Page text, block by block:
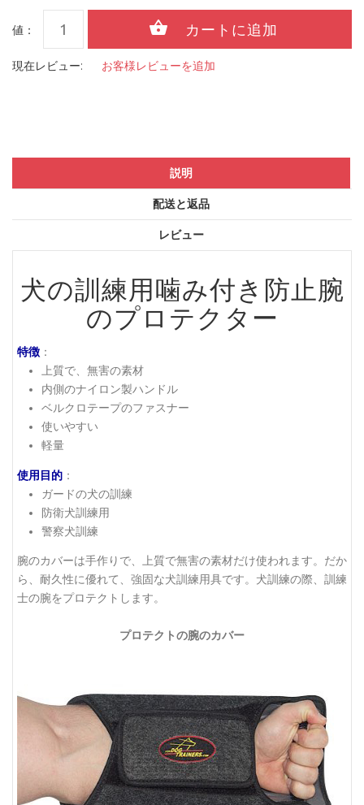
値：
現在レビュー: お客様レビューを追加
説明
配送と返品
レビュー
犬の訓練用噛み付き防止腕
のプロテクター
特徴 ：
上質で、無害の素材
内側のナイロン製ハンドル
ベルクロテープのファスナー
使いやすい
軽量
使用目的 ：
ガードの犬の訓練
防衛犬訓練用
警察犬訓練
腕のカバーは手作りで、上質で無害の素材だけ使われます。だか
ら、耐久性に優れて、強固な犬訓練用具です。犬訓練の際、訓練
士の腕をプロテクトします。
プロテクトの腕のカバー